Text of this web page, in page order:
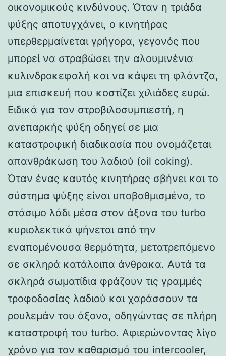
οικονομικούς κινδύνους. Όταν η τριάδα
ψύξης αποτυγχάνει, ο κινητήρας
υπερθερμαίνεται γρήγορα, γεγονός που
μπορεί να στραβώσει την αλουμινένια
κυλινδροκεφαλή και να κάψει τη φλάντζα,
μια επισκευή που κοστίζει χιλιάδες ευρώ.
Ειδικά για τον στροβιλοσυμπιεστή, η
ανεπαρκής ψύξη οδηγεί σε μια
καταστροφική διαδικασία που ονομάζεται
απανθράκωση του λαδιού (oil coking).
Όταν ένας καυτός κινητήρας σβήνει και το
σύστημα ψύξης είναι υποβαθμισμένο, το
στάσιμο λάδι μέσα στον άξονα του turbo
κυριολεκτικά ψήνεται από την
εναπομένουσα θερμότητα, μετατρεπόμενο
σε σκληρά κατάλοιπα άνθρακα. Αυτά τα
σκληρά σωματίδια φράζουν τις γραμμές
τροφοδοσίας λαδιού και χαράσσουν τα
ρουλεμάν του άξονα, οδηγώντας σε πλήρη
καταστροφή του turbo. Αφιερώνοντας λίγο
χρόνο για τον καθαρισμό του intercooler,